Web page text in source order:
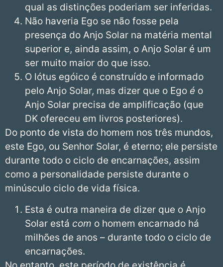
qual as distinções poderiam ser inferidas.
Não haveria Ego se não fosse pela
presença do Anjo Solar na matéria mental
superior e, ainda assim, o Anjo Solar é um
ser muito maior do que isso.
O lótus egóico é construído e informado
pelo Anjo Solar, mas dizer que o Ego é o
Anjo Solar precisa de amplificação (que
DK ofereceu em livros posteriores).
Do ponto de vista do homem nos três mundos,
este Ego, ou Senhor Solar, é eterno; ele persiste
durante todo o ciclo de encarnações, assim
como a personalidade persiste durante o
minúsculo ciclo de vida física.
Esta é outra maneira de dizer que o Anjo
Solar está com o homem encarnado há
milhões de anos – durante todo o ciclo de
encarnações.